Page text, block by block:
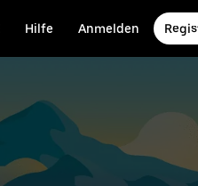
Hilfe Anmelden